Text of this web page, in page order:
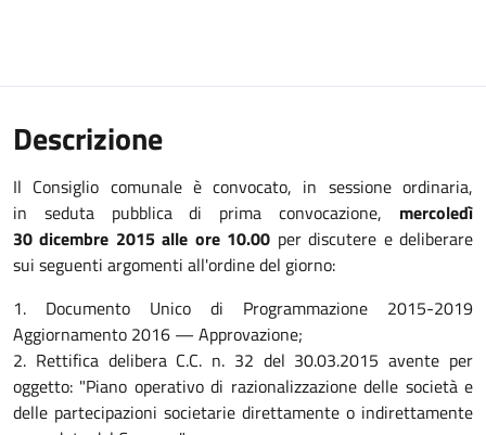
Descrizione
Il Consiglio comunale è convocato, in sessione ordinaria,
in seduta pubblica di prima convocazione, mercoledì
30 dicembre 2015 alle ore 10.00 per discutere e deliberare
sui seguenti argomenti all'ordine del giorno:
1. Documento Unico di Programmazione 2015-2019
Aggiornamento 2016 — Approvazione;
2. Rettifica delibera C.C. n. 32 del 30.03.2015 avente per
oggetto: "Piano operativo di razionalizzazione delle società e
delle partecipazioni societarie direttamente o indirettamente